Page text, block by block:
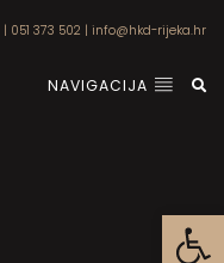
| 051 373 502 | info@hkd-rijeka.hr
NAVIGACIJA